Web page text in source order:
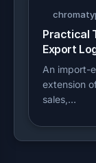
Practical
Export
An import-
extension
sales,…